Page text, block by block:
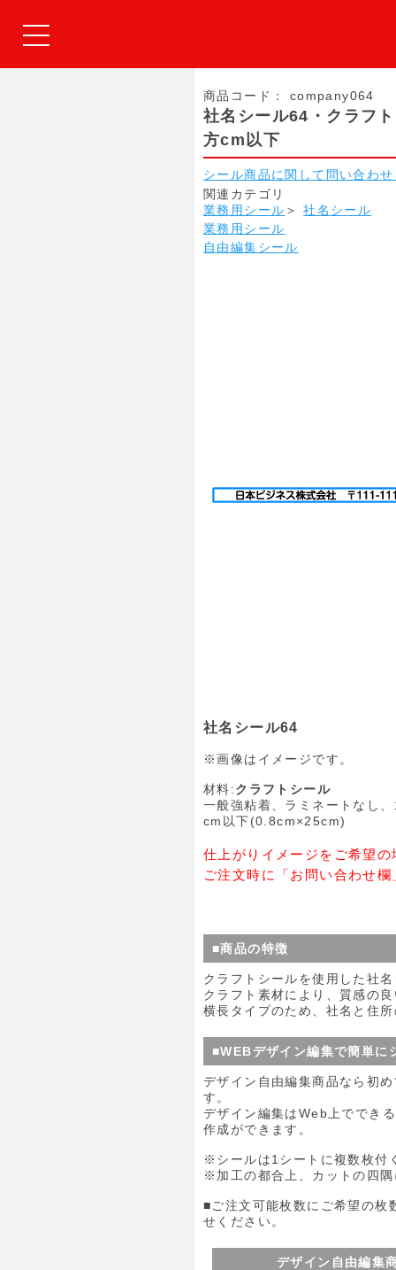
商品コード： company064
社名シール64・クラフ
方cm以下
シール商品に関して問い合わ
関連カテゴリ
業務用シール ＞
社名シール
業務用シール
自由編集シール
社名シール64
※画像はイメージです。
材料:クラフトシール
一般強粘着、ラミネートなし
cm以下(0.8cm×25cm)
仕上がりイメージをご希望の
ご注文時に「お問い合わせ
■商品の特徴
クラフトシールを使用した社
クラフト素材により、質感の
横長タイプのため、社名と住
■WEBデザイン編集で簡単に
デザイン自由編集商品なら初
す。
デザイン編集はWeb上ででき
作成ができます。
※シールは1シートに複数枚付
※加工の都合上、カットの四
■ご注文可能枚数にご希望の枚
せください。
デザイン自由編集